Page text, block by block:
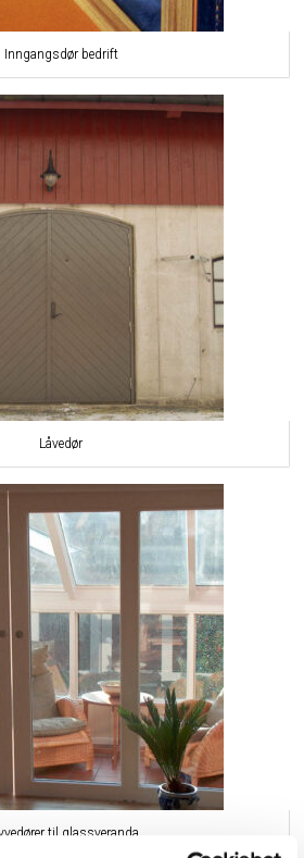
Inngangsdør bedrift
Låvedør
til glassveranda